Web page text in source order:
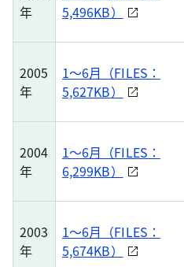
年
5,496KB）
2005
年
1～6月（FILES：
5,627KB）
2004
年
1～6月（FILES：
6,299KB）
2003
年
1～6月（FILES：
5,674KB）